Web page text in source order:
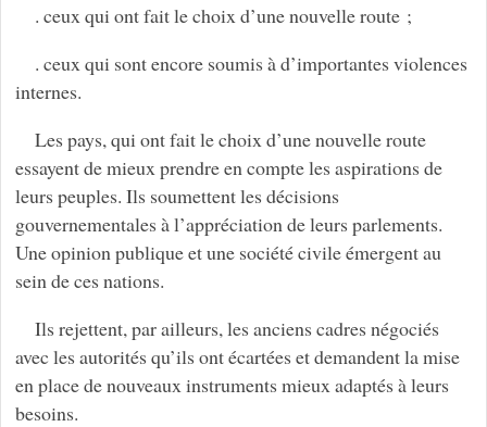
. ceux qui ont fait le choix d’une nouvelle route ;
. ceux qui sont encore soumis à d’importantes violences
internes.
Les pays, qui ont fait le choix d’une nouvelle route
essayent de mieux prendre en compte les aspirations de
leurs peuples. Ils soumettent les décisions
gouvernementales à l’appréciation de leurs parlements.
Une opinion publique et une société civile émergent au
sein de ces nations.
Ils rejettent, par ailleurs, les anciens cadres négociés
avec les autorités qu’ils ont écartées et demandent la mise
en place de nouveaux instruments mieux adaptés à leurs
besoins.